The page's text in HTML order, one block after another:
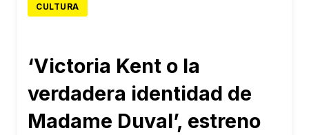
CULTURA
‘Victoria Kent o la
verdadera identidad de
Madame Duval’, estreno